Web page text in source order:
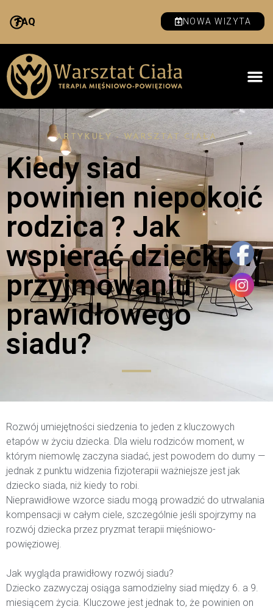
FAQ NOWA WIZYTA
ARTYKUŁY - WARSZTAT CIAŁA
Kiedy siad
powinien niepokoić
rodzica ? Jak
wspierać dziecko w
przyjmowaniu
prawidłowego
siadu?
Rozwój umiejętności siedzenia to jeden z kluczowych
etapów w życiu dziecka. Dla wielu rodziców moment, w
którym niemowlę zaczyna siadać, jest powodem do dumy —
jednak z punktu widzenia fizjoterapii ważniejsze jest jak
dziecko siada, niż kiedy to robi.
Nieprawidłowe wzorce siadu mogą prowadzić do utrwalania
kompensacji w całym ciele, szczególnie jeśli spojrzymy na
rozwój dziecka przez pryzmat terapii mięśniowo-
powięziowej.
Jak wygląda prawidłowy rozwój siadu?
Dziecko zazwyczaj osiąga samodzielny siad między 6. a 9.
miesiącem życia. Kluczowe jest jednak to, że powinien on